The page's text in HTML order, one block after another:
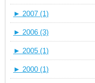
► 2007 (1)
► 2006 (3)
► 2005 (1)
► 2000 (1)